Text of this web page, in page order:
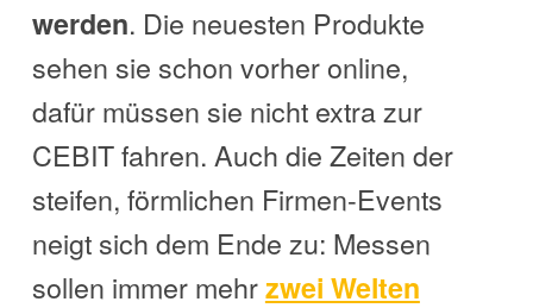
werden. Die neuesten Produkte
sehen sie schon vorher online,
dafür müssen sie nicht extra zur
CEBIT fahren. Auch die Zeiten der
steifen, förmlichen Firmen-Events
neigt sich dem Ende zu: Messen
sollen immer mehrzwei Welten